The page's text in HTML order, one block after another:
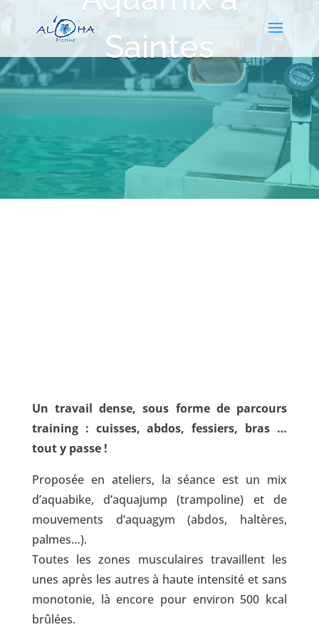
Saintes
Un travail dense, sous forme de parcours
training : cuisses, abdos, fessiers, bras …
tout y passe !
Proposée en ateliers, la séance est un mix
d’aquabike, d’aquajump (trampoline) et de
mouvements d’aquagym (abdos, haltères​,
palmes​…).
Toutes les zones musculaires travaillent les
unes après les autres à haute intensité et sans
monotonie​, là encore pour environ 500 kcal
brûlées​.